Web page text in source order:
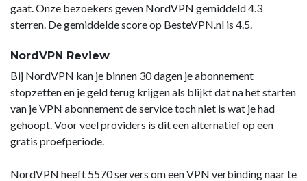
gaat. Onze bezoekers geven NordVPN gemiddeld 4.3
sterren. De gemiddelde score op BesteVPN.nl is 4.5.
NordVPN Review
Bij NordVPN kan je binnen 30 dagen je abonnement
stopzetten en je geld terug krijgen als blijkt dat na het starten
van je VPN abonnement de service toch niet is wat je had
gehoopt. Voor veel providers is dit een alternatief op een
gratis proefperiode.
NordVPN heeft 5570 servers om een VPN verbinding naar te